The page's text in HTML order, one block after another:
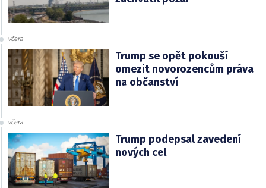
včera
Trump se opět pokouší
omezit novorozencům práva
na občanství
včera
Trump podepsal zavedení
nových cel